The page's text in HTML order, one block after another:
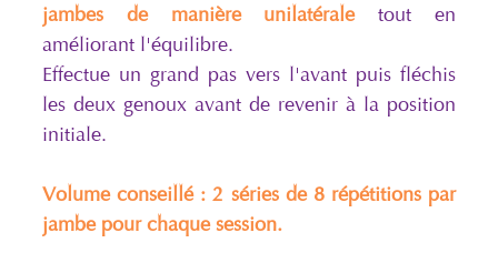
jambes de manière unilatéraletout en
améliorant l'équilibre.
Effectue un grand pas vers l'avant puis fléchis
les deux genoux avant de revenir à la position
initiale.
Volume conseillé : 2 séries de 8 répétitions par
jambe pour chaque session.